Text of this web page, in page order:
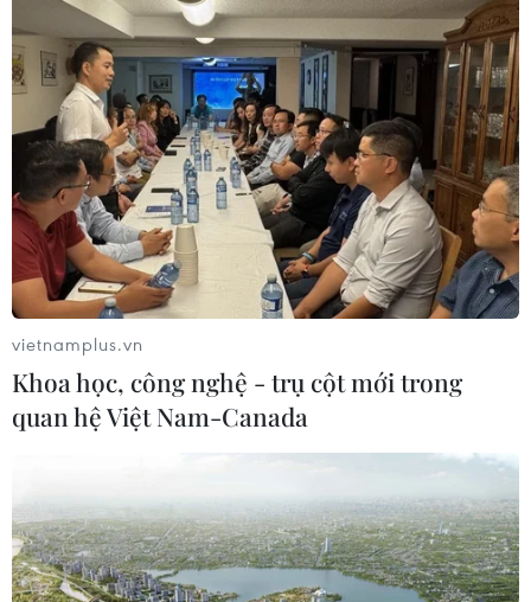
vietnamplus.vn
Khoa học, công nghệ - trụ cột mới trong
quan hệ Việt Nam-Canada